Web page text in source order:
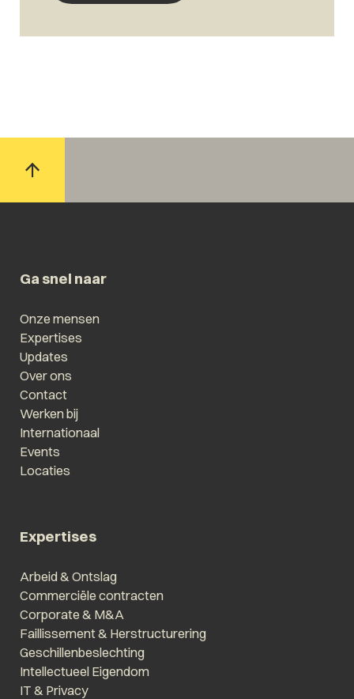
Ga snel naar
Onze mensen
Expertises
Updates
Over ons
Contact
Werken bij
Internationaal
Events
Locaties
Expertises
Arbeid & Ontslag
Commerciële contracten
Corporate & M&A
Faillissement & Herstructurering
Geschillenbeslechting
Intellectueel Eigendom
IT & Privacy